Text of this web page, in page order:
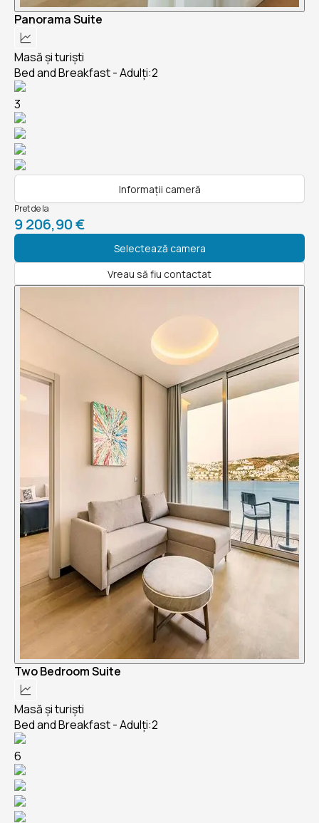
Panorama Suite
Masă și turiști
Bed and Breakfast - Adulți:2
3
Informații cameră
Pret de la
9 206,90 €
Selectează camera
Vreau să fiu contactat
Two Bedroom Suite
Masă și turiști
Bed and Breakfast - Adulți:2
6